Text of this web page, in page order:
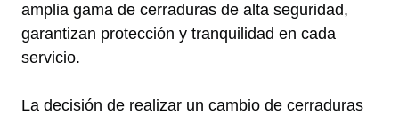
amplia gama de cerraduras de alta seguridad,
garantizan protección y tranquilidad en cada
servicio.
La decisión de realizar un cambio de cerraduras